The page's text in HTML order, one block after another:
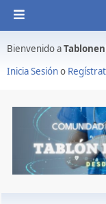
Bienvenido a
Inicia Sesióno